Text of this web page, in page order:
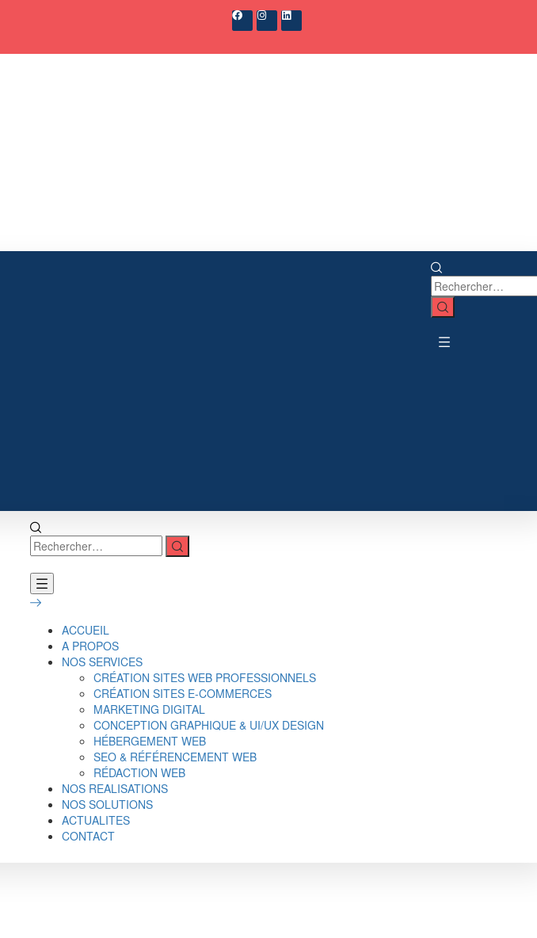
ACCUEIL
A PROPOS
NOS SERVICES
CRÉATION SITES WEB PROFESSIONNELS
CRÉATION SITES E-COMMERCES
MARKETING DIGITAL
CONCEPTION GRAPHIQUE & UI/UX DESIGN
HÉBERGEMENT WEB
SEO & RÉFÉRENCEMENT WEB
RÉDACTION WEB
NOS REALISATIONS
NOS SOLUTIONS
ACTUALITES
CONTACT